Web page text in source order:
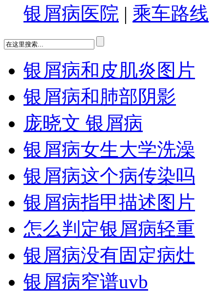
银屑病医院 | 乘车路线
银屑病和皮肌炎图片
银屑病和肺部阴影
庞晓文 银屑病
银屑病女生大学洗澡
银屑病这个病传染吗
银屑病指甲描述图片
怎么判定银屑病轻重
银屑病没有固定病灶
银屑病窄谱uvb